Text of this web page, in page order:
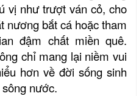
vị nhưtrượt ván cỏ, cho
nương bắt cá hoặc tham
đậm chất miền quê.
chỉ mang lại niềm vui
hơn về đời sống sinh
nước.